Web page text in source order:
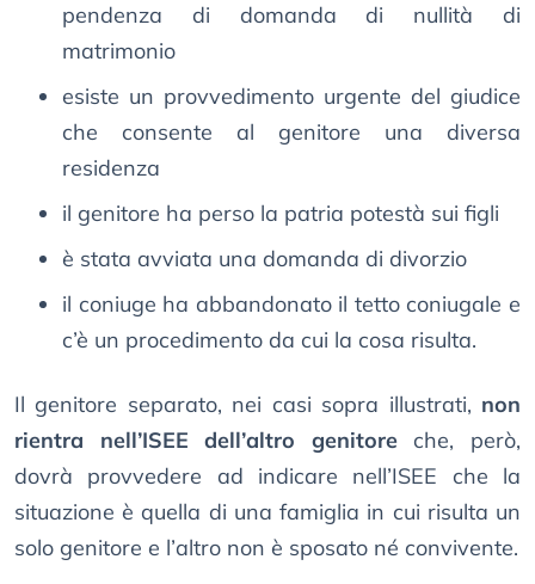
pendenza di domanda di nullità di
matrimonio
esiste un provvedimento urgente del giudice
che consente al genitore una diversa
residenza
il genitore ha perso la patria potestà sui figli
è stata avviata una domanda di divorzio
il coniuge ha abbandonato il tetto coniugale e
c’è un procedimento da cui la cosa risulta.
Il genitore separato, nei casi sopra illustrati, non
rientra nell’ISEE dell’altro genitoreche, però,
dovrà provvedere ad indicare nell’ISEE che la
situazione è quella di una famiglia in cui risulta un
solo genitore e l’altro non è sposato né convivente.